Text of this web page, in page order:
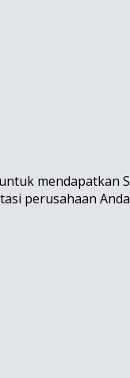
mendapatkan
perusahaan